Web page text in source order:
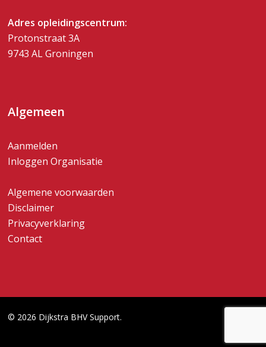
Adres opleidingscentrum:
Protonstraat 3A
9743 AL Groningen
Algemeen
Aanmelden
Inloggen Organisatie
Algemene voorwaarden
Disclaimer
Privacyverklaring
Contact
© 2026 Dijkstra BHV Support.